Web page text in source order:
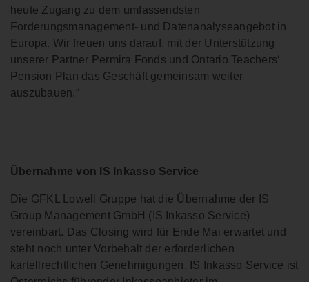
heute Zugang zu dem umfassendsten
Forderungsmanagement- und Datenanalyseangebot in
Europa. Wir freuen uns darauf, mit der Unterstützung
unserer Partner Permira Fonds und Ontario Teachers‘
Pension Plan das Geschäft gemeinsam weiter
auszubauen.“
Übernahme von IS Inkasso Service
Die GFKL Lowell Gruppe hat die Übernahme der IS
Group Management GmbH (IS Inkasso Service)
vereinbart. Das Closing wird für Ende Mai erwartet und
steht noch unter Vorbehalt der erforderlichen
kartellrechtlichen Genehmigungen. IS Inkasso Service ist